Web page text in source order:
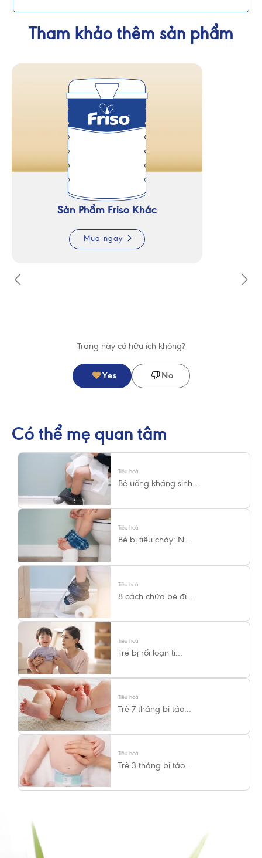
Tham khảo thêm sản phẩm
Sản Phẩm Friso Khác
Mua ngay
Trang này có hữu ích không?
Yes No
Có thể mẹ quan tâm
Tiêu hoá
Bé uống kháng sinh...
Tiêu hoá
Bé bị tiêu chảy: N...
Tiêu hoá
8 cách chữa bé đi ...
Tiêu hoá
Trẻ bị rối loạn ti...
Tiêu hoá
Trẻ 7 tháng bị táo...
Tiêu hoá
Trẻ 3 tháng bị táo...